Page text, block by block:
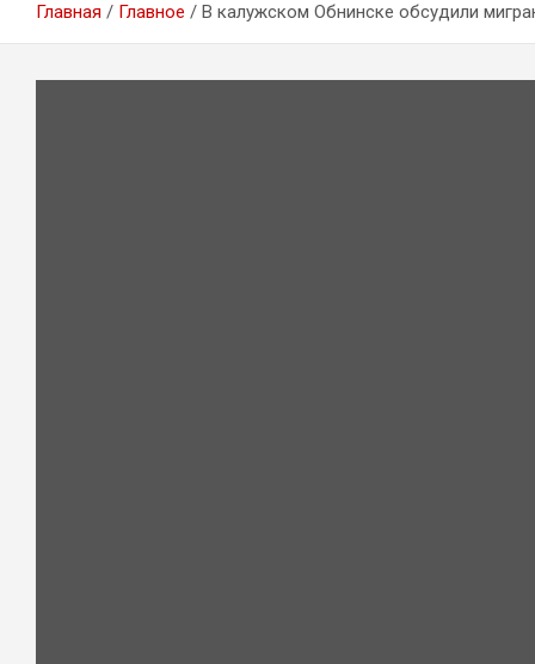
Главная Главное В калужском Обнинске обсудили